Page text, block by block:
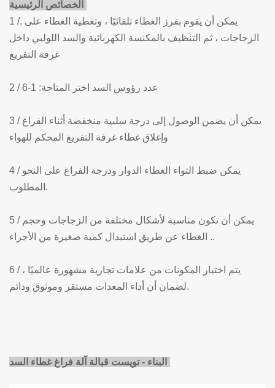
1 /. يمكن أن يقوم بفرز الغطاء تلقائيًا ، وتغطية الغطاء على
الزجاجات ، ثم التنظيف بالمكنسة الكهربائية والسد اللولبي داخل
غرفة التفريغ
2 / عدد رؤوس السد اختر المتاحة: 1-6
3 / يمكن أن يضمن الوصول إلى درجة سلبية منخفضة أثناء الفراغ
وإغلاق غطاء غرفة التفريغ المحكم للهواء
4 / يمكن ضبط التواء الغطاء الدوار ودرجة الفراغ على النحو
المطلوب.
5 / يمكن أن تكون مناسبة لأشكال مختلفة من الزجاجات وحجم
الغطاء عن طريق استبدال كمية صغيرة من الأجزاء ..
6 / يتم اختيار المكونات من علامات تجارية مشهورة عالميًا ،
لضمان أن أداء المعدات مستقر وموثوق ودائم.